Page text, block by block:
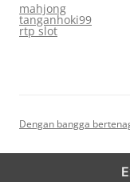
mahjong
tanganhoki99
rtp slot
Dengan bangga